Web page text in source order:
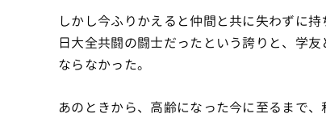
しかし今ふりかえると仲間と共に失わずに
日大全共闘の闘士だったという誇りと、学
ならなかった。
あのときから、高齢になった今に至るまで